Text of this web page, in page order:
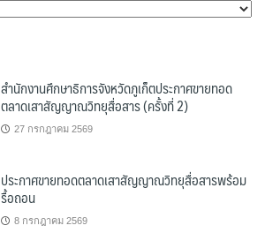
สำนักงานศึกษาธิการจังหวัดภูเก็ตประกาศขายทอด
ตลาดเสาสัญญาณวิทยุสื่อสาร (ครั้งที่ 2)
27 กรกฎาคม 2569
ประกาศขายทอดตลาดเสาสัญญาณวิทยุสื่อสารพร้อม
รื้อถอน
8 กรกฎาคม 2569